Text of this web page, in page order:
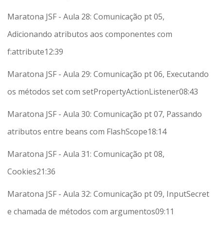
Maratona JSF - Aula 28: Comunicação pt 05,
Adicionando atributos aos componentes com
f:attribute12:39
Maratona JSF - Aula 29: Comunicação pt 06, Executando
os métodos set com setPropertyActionListener08:43
Maratona JSF - Aula 30: Comunicação pt 07, Passando
atributos entre beans com FlashScope18:14
Maratona JSF - Aula 31: Comunicação pt 08,
Cookies21:36
Maratona JSF - Aula 32: Comunicação pt 09, InputSecret
e chamada de métodos com argumentos09:11